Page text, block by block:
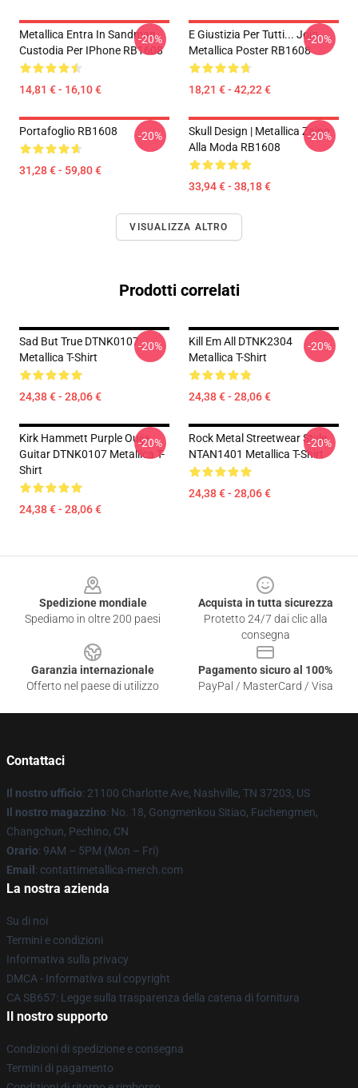
Metallica Entra In Sandman
Custodia Per IPhone RB1608
14,81 € - 16,10 €
-20%
E Giustizia Per Tutti... Jojo
Metallica Poster RB1608
18,21 € - 42,22 €
-20%
Portafoglio RB1608
31,28 € - 59,80 €
-20%
Skull Design | Metallica Zaino
Alla Moda RB1608
33,94 € - 38,18 €
-20%
VISUALIZZA ALTRO
Prodotti correlati
Sad But True DTNK0107
Metallica T-Shirt
24,38 € - 28,06 €
-20%
Kill Em All DTNK2304
Metallica T-Shirt
24,38 € - 28,06 €
-20%
Kirk Hammett Purple Ouija
Guitar DTNK0107 Metallica T-
Shirt
24,38 € - 28,06 €
-20%
Rock Metal Streetwear Style
NTAN1401 Metallica T-Shirt
24,38 € - 28,06 €
-20%
Spedizione mondiale
Spediamo in oltre 200 paesi
Acquista in tutta sicurezza
Protetto 24/7 dai clic alla
consegna
Garanzia internazionale
Offerto nel paese di utilizzo
Pagamento sicuro al 100%
PayPal / MasterCard / Visa
Contattaci
Il nostro ufficio: 21100 Charlotte Ave, Nashville, TN 37203, US
Il nostro magazzino: No. 18, Gongmenkou Sitiao, Fuchengmen,
Changchun, Pechino, CN
Orario: 9AM – 5PM (Mon – Fri)
Email : contattimetallica-merch.com
La nostra azienda
Su di noi
Termini e condizioni
Informativa sulla privacy
DMCA - Informativa sul copyright
CA SB657: Legge sulla trasparenza della catena di fornitura
Il nostro supporto
Condizioni di spedizione e consegna
Termini di pagamento